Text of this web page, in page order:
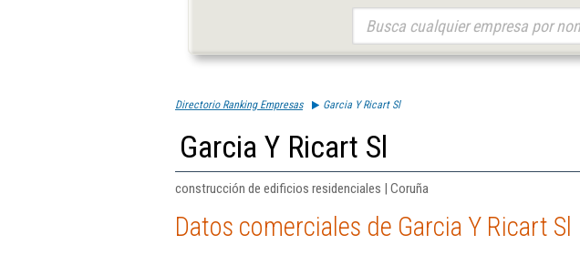
Directorio Ranking Empresas Garcia Y Ricart Sl
Garcia Y Ricart Sl
construcción de edificios residenciales | Coruña
Datos comerciales de Garcia Y Ricart Sl